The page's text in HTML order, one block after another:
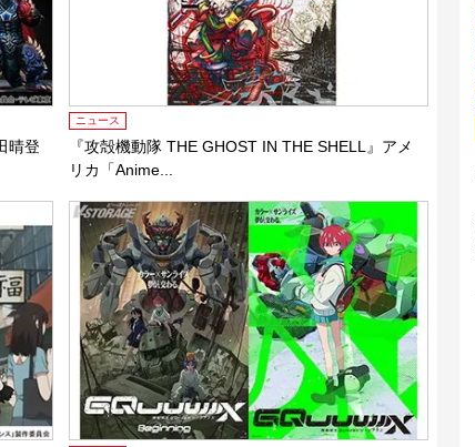
晴登
ニュース
『攻殻機動隊 THE GHOST IN THE SHELL』アメ
リカ「Anime...